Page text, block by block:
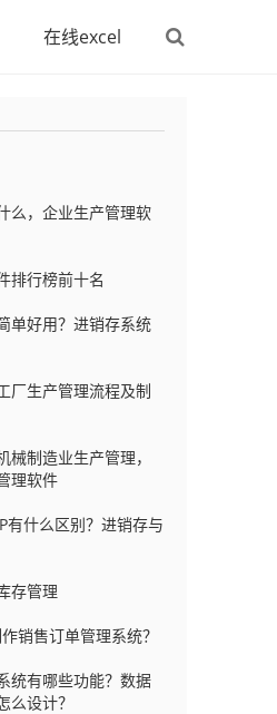
在线excel
么，企业生产管理软
排行榜前十名
单好用？进销存系统
厂生产管理流程及制
械制造业生产管理，
理软件
有什么区别？进销存与
存管理
销售订单管理系统？
统有哪些功能？数据
么设计？